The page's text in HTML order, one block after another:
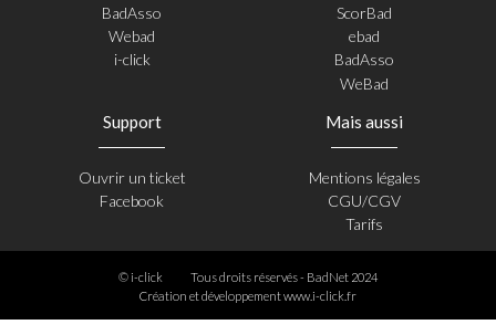
BadAsso
Webad
i-click
ScorBad
ebad
BadAsso
WeBad
Support
Ouvrir un ticket
Facebook
Mais aussi
Mentions légales
CGU/CGV
Tarifs
© i-click
Tous droits réservés - BadNet 2024
Création et développementwww.i-click.fr